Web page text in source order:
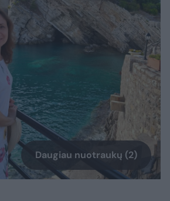
Daugiau nuotraukų (2)